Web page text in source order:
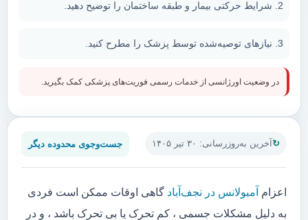
آخرین به‌روزرسانی: ۳۰ تیر ۱۴۰۵ جست‌وجوی محدوده دیگر
اعزام آمبولانس در نجف‌آباد گاهی اوقات ممکن است فردی
به دلیل مشکلات جسمی ، کم تحرک یا بی تحرک باشد ، و در
شرایط حرکتی بیمار و طبقه ساختمان را توضیح دهید.
نیازهای توصیه‌شده توسط پزشک را مطرح کنید.
در وضعیت اورژانسی از خدمات رسمی فوریت‌های پزشکی کمک بگیرید.